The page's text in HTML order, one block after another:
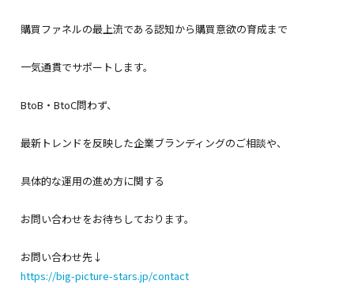
購買ファネルの最上流である認知から購買意欲の育成まで
一気通貫でサポートします。
BtoB・BtoC問わず、
最新トレンドを反映した企業ブランディングのご相談や、
具体的な運用の進め方に関する
お問い合わせをお待ちしております。
お問い合わせ先↓
https://big-picture-stars.jp/contact